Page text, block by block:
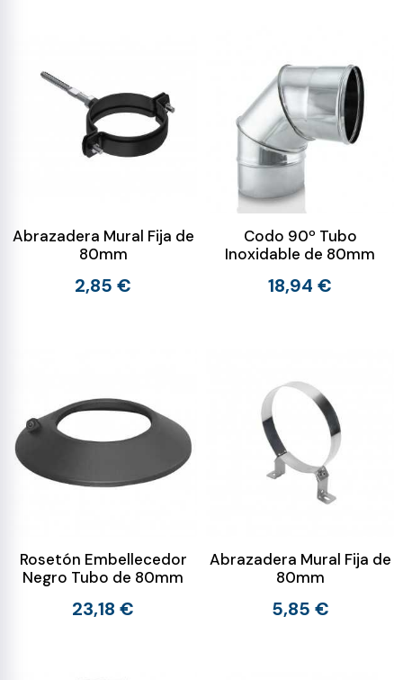
Abrazadera Mural Fija de
80mm
2,85 €
Codo 90º Tubo
Inoxidable de 80mm
18,94 €
Rosetón Embellecedor
Negro Tubo de 80mm
23,18 €
Abrazadera Mural Fija de
80mm
5,85 €